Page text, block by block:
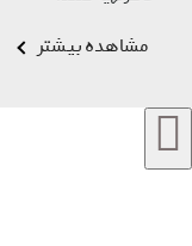
مشاهده بیشتر